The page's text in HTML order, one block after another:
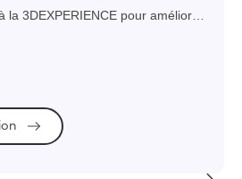
la 3DEXPERIENCE pour améliorer